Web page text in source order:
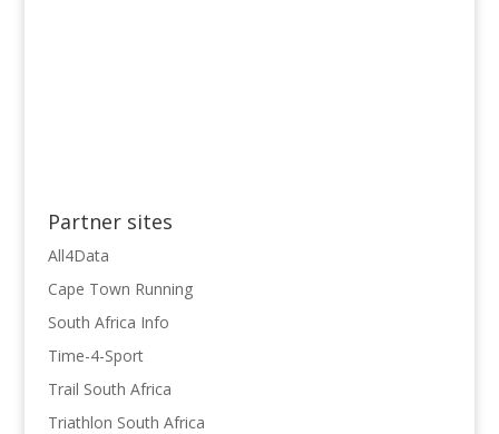
Partner sites
All4Data
Cape Town Running
South Africa Info
Time-4-Sport
Trail South Africa
Triathlon South Africa